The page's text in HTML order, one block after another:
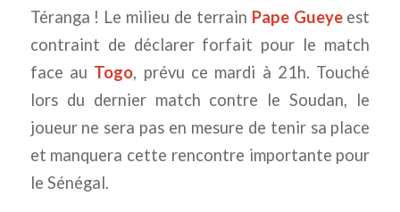
Téranga ! Le milieu de terrain Pape Gueyeest
contraint de déclarer forfait pour le match
face au Togo, prévu ce mardi à 21h. Touché
lors du dernier match contre le Soudan, le
joueur ne sera pas en mesure de tenir sa place
et manquera cette rencontre importante pour
le Sénégal.